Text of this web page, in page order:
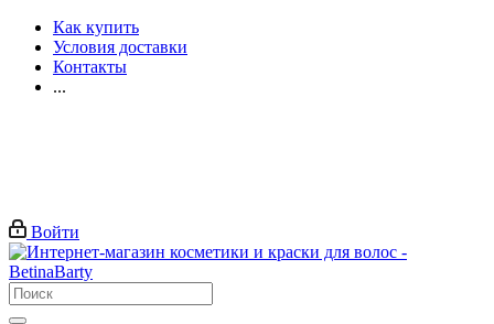
Как купить
Условия доставки
Контакты
...
Войти